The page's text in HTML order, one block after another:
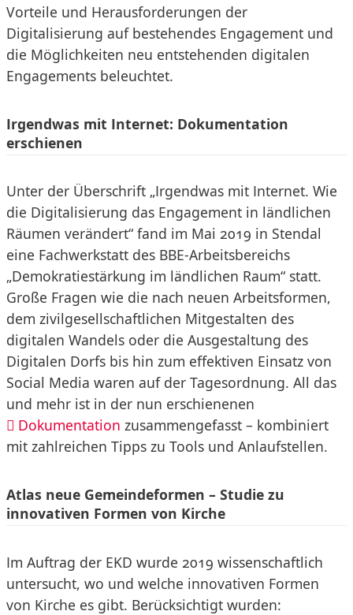
Vorteile und Herausforderungen der
Digitalisierung auf bestehendes Engagement und
die Möglichkeiten neu entstehenden digitalen
Engagements beleuchtet.
Irgendwas mit Internet: Dokumentation
erschienen
Unter der Überschrift „Irgendwas mit Internet. Wie
die Digitalisierung das Engagement in ländlichen
Räumen verändert“ fand im Mai 2019 in Stendal
eine Fachwerkstatt des BBE-Arbeitsbereichs
„Demokratiestärkung im ländlichen Raum“ statt.
Große Fragen wie die nach neuen Arbeitsformen,
dem zivilgesellschaftlichen Mitgestalten des
digitalen Wandels oder die Ausgestaltung des
Digitalen Dorfs bis hin zum effektiven Einsatz von
Social Media waren auf der Tagesordnung. All das
und mehr ist in der nun erschienenen
Dokumentation zusammengefasst – kombiniert
mit zahlreichen Tipps zu Tools und Anlaufstellen.
Atlas neue Gemeindeformen – Studie zu
innovativen Formen von Kirche
Im Auftrag der EKD wurde 2019 wissenschaftlich
untersucht, wo und welche innovativen Formen
von Kirche es gibt. Berücksichtigt wurden: